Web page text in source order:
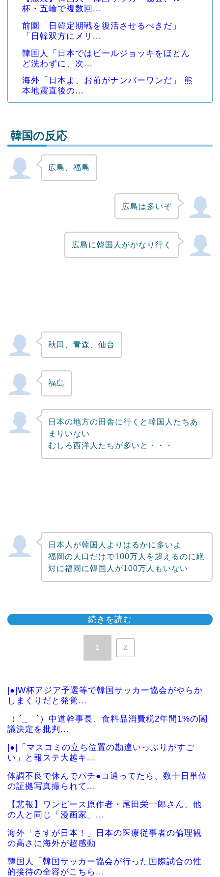
杯・五輪で複数回...
前園「日韓定期戦を復活させるべきだ」
「日韓双方にメリ...
韓国人「日本ではビールジョッキをほとん
ど洗わずに、次...
海外「日本よ、お前がナンバーワンだ」 熊
本地震直後の...
Powered by livedoor 相互RSS
韓国の反応
広島、福島
広島は多いぞ
広島に韓国人がかなり行く
秋田、青森、仙台
福島
日本の地方の田舎に行くと韓国人たちあ
まりいない
むしろ西洋人たちが多いと・・・
日本人が韓国人よりはるかに多いよ
福岡の人口だけで100万人を超えるのに絶
対に福岡に韓国人が100万人もいない
続きを読む
1 2
|●|W杯アジア予選等で韓国サッカー協会がやらか
しまくりだと発覚...
（ ´_ゝ`）中道幹事長、食料品消費税2年間1%の閣
議決定を批判...
|●|「マスコミの立ち位置の勘違いっぷりがすご
い」と報ステ大越キ...
体調不良で休んでパチ●コ通ってたら、数十日単位
の証拠写真撮られて...
【悲報】ワンピース原作者・尾田栄一郎さん、他
の人と同じ「漫画家」...
海外「さすが日本！」日本の医療従事者の倫理観
の高さに海外が超感動
韓国人「韓国サッカー協会が行った国際試合の性
的接待の全容がこちら...